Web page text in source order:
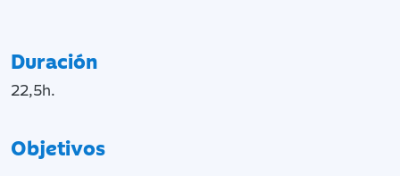
Duración
22,5h.
Objetivos